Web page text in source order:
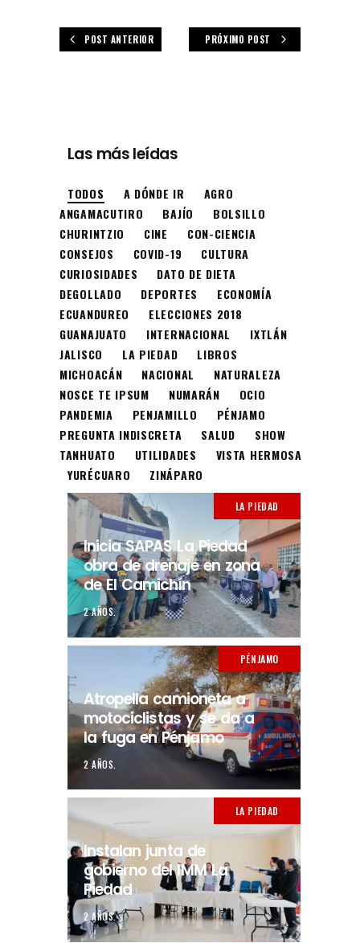
POST ANTERIOR PRÓXIMO POST
Las más leídas
TODOS A DÓNDE IR
AGRO
ANGAMACUTIRO
BAJÍO
BOLSILLO
CHURINTZIO
CINE
CON-CIENCIA
CONSEJOS
COVID-19
CULTURA
CURIOSIDADES
DATO DE DIETA
DEGOLLADO
DEPORTES
ECONOMÍA
ECUANDUREO
ELECCIONES 2018
GUANAJUATO
INTERNACIONAL
IXTLÁN
JALISCO
LA PIEDAD
LIBROS
MICHOACÁN
NACIONAL
NATURALEZA
NOSCE TE IPSUM
NUMARÁN
OCIO
PANDEMIA
PENJAMILLO
PÉNJAMO
PREGUNTA INDISCRETA
SALUD
SHOW
TANHUATO
UTILIDADES
VISTA HERMOSA
YURÉCUARO
ZINÁPARO
LA PIEDAD
Inicia SAPAS La Piedad
obra de drenaje en zona
de El Camichín
2 AÑOS.
PÉNJAMO
Atropella camioneta a
motociclistas y se da a
la fuga en Pénjamo
2 AÑOS.
LA PIEDAD
Instalan junta de
gobierno del IMM La
Piedad
2 AÑOS.